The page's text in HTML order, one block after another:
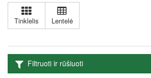
Tinklelis Lentelė
Filtruoti ir rūšiuoti